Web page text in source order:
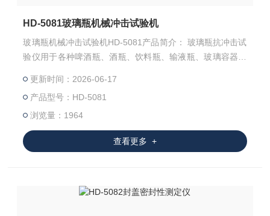
HD-5081玻璃瓶机械冲击试验机
玻璃瓶机械冲击试验机HD-5081产品简介： 玻璃瓶抗冲击试
验仪用于各种啤酒瓶、酒瓶、饮料瓶、输液瓶、玻璃容器等
抗机械冲击试验方法》YBB00382004-2015抗机械冲击测定
法 标准设计制造，是各质检机构、啤酒厂、玻璃瓶生产企业
所需检测仪器。
更新时间：2026-06-17
产品型号：HD-5081
浏览量：1964
查看更多 +